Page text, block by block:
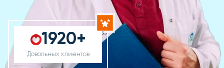
1920+
Довольных клиентов